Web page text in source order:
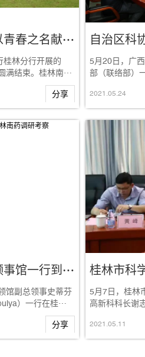
吾辈青年，红心向党！以青春之名献礼建党百年
桂林分行开展的
满结束。桂林南药
分享
5月20日，广
部（联络部）
书记俸文英
2021 .05.24
乌干达共和国驻广州总领事馆一行到桂林南药调研考察
馆副总领事史蒂芬
）一行在桂林
分享
5月7日，桂林
高新科科长谢
总裁秦运玲
2021 .05.11